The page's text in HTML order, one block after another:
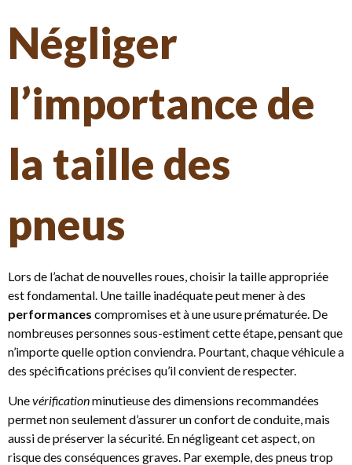
Négliger
l’importance de
la taille des
pneus
Lors de l’achat de nouvelles roues, choisir la taille appropriée
est fondamental. Une taille inadéquate peut mener à des
performances compromises et à une usure prématurée. De
nombreuses personnes sous-estiment cette étape, pensant que
n’importe quelle option conviendra. Pourtant, chaque véhicule a
des spécifications précises qu’il convient de respecter.
Unevérificationminutieuse des dimensions recommandées
permet non seulement d’assurer un confort de conduite, mais
aussi de préserver la sécurité. En négligeant cet aspect, on
risque des conséquences graves. Par exemple, des pneus trop